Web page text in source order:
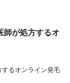
師が処方するオ
するオンライン発毛